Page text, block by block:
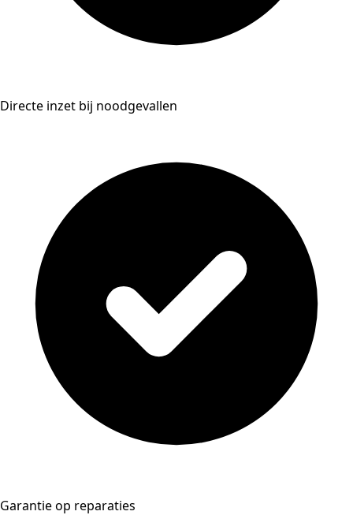
Directe inzet bij noodgevallen
Garantie op reparaties